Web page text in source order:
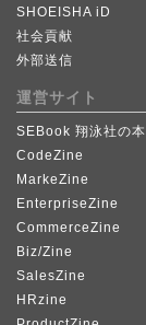
SHOEISHA iD
社会貢献
外部送信
運営サイト
SEBook 翔泳社の本
CodeZine
MarkeZine
EnterpriseZine
CommerceZine
Biz/Zine
SalesZine
HRzine